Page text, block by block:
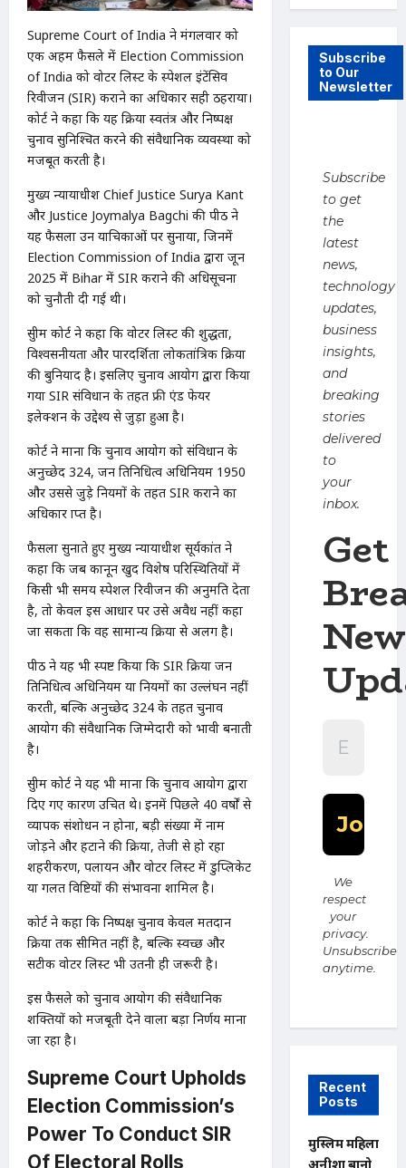
Supreme Court of India ने मंगलवार को
एक अहम फैसले में Election Commission
of India को वोटर लिस्ट के स्पेशल इंटेंसिव
रिवीजन (SIR) कराने का अधिकार सही ठहराया।
कोर्ट ने कहा कि यह प्रक्रिया स्वतंत्र और निष्पक्ष
चुनाव सुनिश्चित करने की संवैधानिक व्यवस्था को
मजबूत करती है।
मुख्य न्यायाधीश Chief Justice Surya Kant
और Justice Joymalya Bagchi की पीठ ने
यह फैसला उन याचिकाओं पर सुनाया, जिनमें
Election Commission of India द्वारा जून
2025 में Bihar में SIR कराने की अधिसूचना
को चुनौती दी गई थी।
सुप्रीम कोर्ट ने कहा कि वोटर लिस्ट की शुद्धता,
विश्वसनीयता और पारदर्शिता लोकतांत्रिक प्रक्रिया
की बुनियाद है। इसलिए चुनाव आयोग द्वारा किया
गया SIR संविधान के तहत फ्री एंड फेयर
इलेक्शन के उद्देश्य से जुड़ा हुआ है।
कोर्ट ने माना कि चुनाव आयोग को संविधान के
अनुच्छेद 324, जन प्रतिनिधित्व अधिनियम 1950
और उससे जुड़े नियमों के तहत SIR कराने का
अधिकार प्राप्त है।
फैसला सुनाते हुए मुख्य न्यायाधीश सूर्यकांत ने
कहा कि जब कानून खुद विशेष परिस्थितियों में
किसी भी समय स्पेशल रिवीजन की अनुमति देता
है, तो केवल इस आधार पर उसे अवैध नहीं कहा
जा सकता कि वह सामान्य प्रक्रिया से अलग है।
पीठ ने यह भी स्पष्ट किया कि SIR प्रक्रिया जन
प्रतिनिधित्व अधिनियम या नियमों का उल्लंघन नहीं
करती, बल्कि अनुच्छेद 324 के तहत चुनाव
आयोग की संवैधानिक जिम्मेदारी को प्रभावी बनाती
है।
सुप्रीम कोर्ट ने यह भी माना कि चुनाव आयोग द्वारा
दिए गए कारण उचित थे। इनमें पिछले 40 वर्षों से
व्यापक संशोधन न होना, बड़ी संख्या में नाम
जोड़ने और हटाने की प्रक्रिया, तेजी से हो रहा
शहरीकरण, पलायन और वोटर लिस्ट में डुप्लिकेट
या गलत प्रविष्टियों की संभावना शामिल है।
कोर्ट ने कहा कि निष्पक्ष चुनाव केवल मतदान
प्रक्रिया तक सीमित नहीं है, बल्कि स्वच्छ और
सटीक वोटर लिस्ट भी उतनी ही जरूरी है।
इस फैसले को चुनाव आयोग की संवैधानिक
शक्तियों को मजबूती देने वाला बड़ा निर्णय माना
जा रहा है।
Supreme Court Upholds
Election Commission’s
Power To Conduct SIR
Of Electoral Rolls
Subscribe
to Our
Newsletter
Subscribe
to get
the
latest
news,
technology
updates,
business
insights,
and
breaking
stories
delivered
to
your
inbox.
Get
We
respect
your
privacy.
Unsubscribe
anytime.
Recent
Posts
मुस्लिम महिला
अनीशा बानो